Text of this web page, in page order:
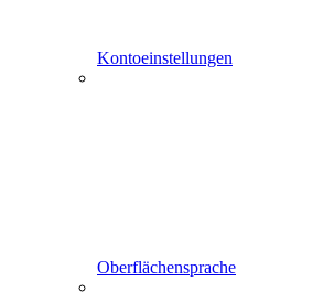
Kontoeinstellungen
Oberflächensprache